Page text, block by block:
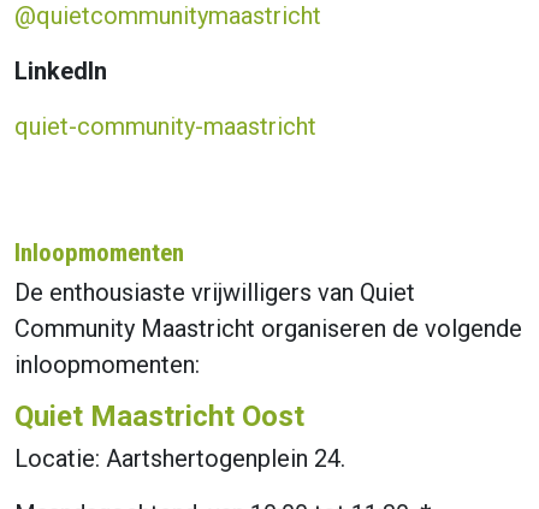
@quietcommunitymaastricht
LinkedIn
quiet-community-maastricht
Inloopmomenten
De enthousiaste vrijwilligers van Quiet
Community Maastricht organiseren de volgende
inloopmomenten:
Quiet Maastricht Oost
Locatie: Aartshertogenplein 24.